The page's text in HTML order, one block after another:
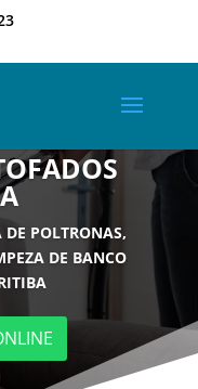
POLTRONAS,
DE BANCO